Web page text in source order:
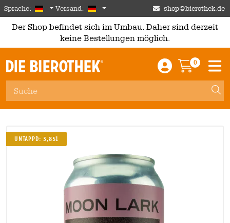
Skip to main content
Sprache: German
Versand: Deutschland shop@bierothek.de
Der Shop befindet sich im Umbau. Daher sind derzeit
keine Bestellungen möglich.
Einloggen /
0
Untappd: 3,851